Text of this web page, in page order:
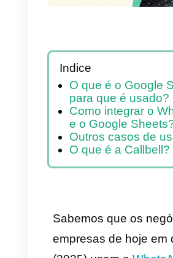
Indice
O que é o
e o Google
Outros casos
O que é a